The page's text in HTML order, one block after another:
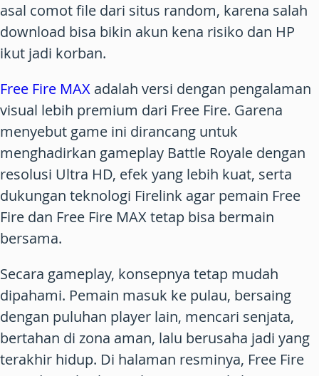
asal comot file dari situs random, karena salah
download bisa bikin akun kena risiko dan HP
ikut jadi korban.
Free Fire MAX adalah versi dengan pengalaman
visual lebih premium dari Free Fire. Garena
menyebut game ini dirancang untuk
menghadirkan gameplay Battle Royale dengan
resolusi Ultra HD, efek yang lebih kuat, serta
dukungan teknologi Firelink agar pemain Free
Fire dan Free Fire MAX tetap bisa bermain
bersama.
Secara gameplay, konsepnya tetap mudah
dipahami. Pemain masuk ke pulau, bersaing
dengan puluhan player lain, mencari senjata,
bertahan di zona aman, lalu berusaha jadi yang
terakhir hidup. Di halaman resminya, Free Fire